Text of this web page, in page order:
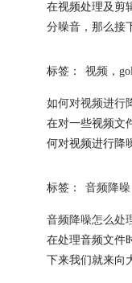
在视频处理及剪
分噪音，那么接
标签： 视频 ，
如何对视频进行
在对一些视频文
何对视频进行降
标签： 音频降噪
音频降噪怎么处
在处理音频文件
下来我们就来向